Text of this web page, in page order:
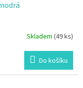
Skladem (49 ks)
Do košíku